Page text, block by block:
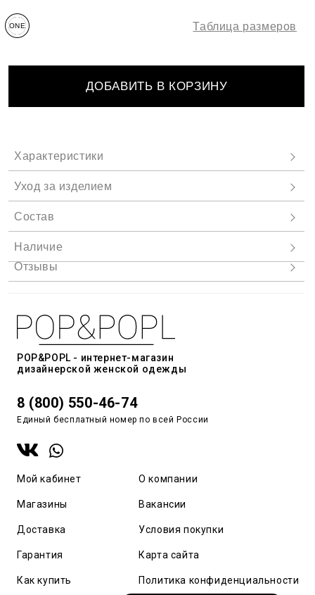
ONE Таблица размеров
ДОБАВИТЬ В КОРЗИНУ
POP&POPL - интернет-магазин
дизайнерской женской одежды
8 (800) 550-46-74
Единый бесплатный номер по всей России
Мой кабинет
Магазины
Доставка
Гарантия
Как купить
О компании
Вакансии
Условия покупки
Карта сайта
Политика конфиденциальности